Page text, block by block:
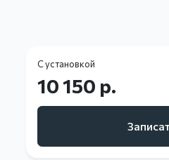
С установкой
10 150 р.